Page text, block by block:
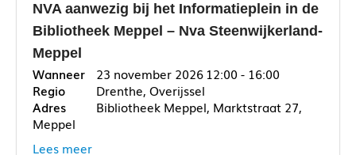
NVA aanwezig bij het Informatieplein in de
Bibliotheek Meppel – Nva Steenwijkerland-
Meppel
23 november 2026 12:00 - 16:00
Drenthe, Overijssel
Bibliotheek Meppel, Marktstraat 27,
Meppel
Lees meer